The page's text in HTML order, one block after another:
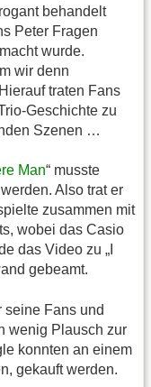
behandelt
Peter Fragen
wurde.
wir denn
traten Fans
Geschichte zu
Szenen …
Man“ musste
Also trat er
zusammen mit
wobei das Casio
das Video zu „I
gebeamt.
seine Fans und
wenig Plausch zur
konnten an einem
gekauft werden.